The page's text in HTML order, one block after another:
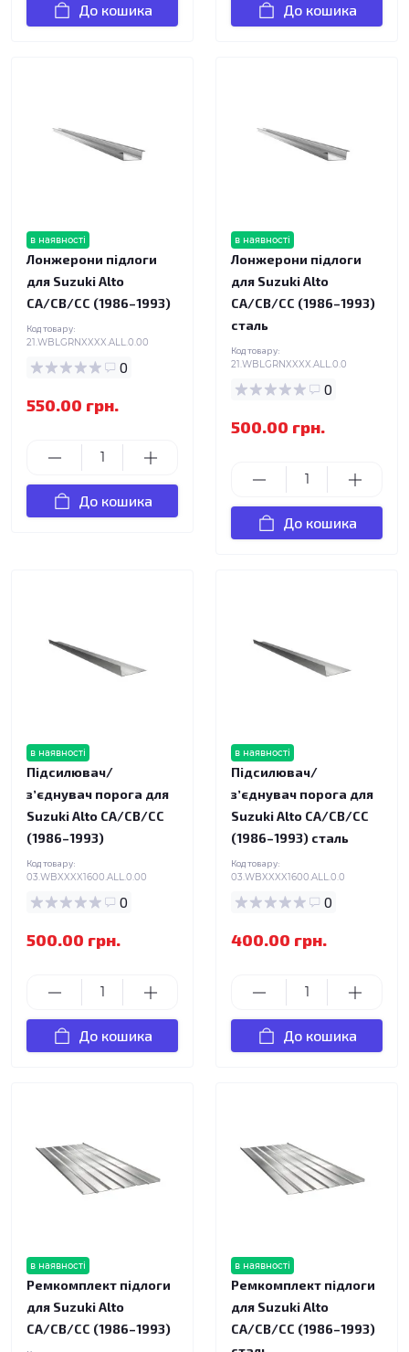
До кошика До кошика
в наявності
Лонжерони підлоги
для Suzuki Alto
CA/CB/CC (1986–1993)
Код товару:
21.WBLGRNXXXX.ALL.0.00
0
550.00 грн.
До кошика
в наявності
Лонжерони підлоги
для Suzuki Alto
CA/CB/CC (1986–1993)
сталь
Код товару:
21.WBLGRNXXXX.ALL.0.0
0
500.00 грн.
До кошика
в наявності
Підсилювач/
зʼєднувач порога для
Suzuki Alto CA/CB/CC
(1986–1993)
Код товару:
03.WBXXXX1600.ALL.0.00
0
500.00 грн.
До кошика
в наявності
Підсилювач/
зʼєднувач порога для
Suzuki Alto CA/CB/CC
(1986–1993) сталь
Код товару:
03.WBXXXX1600.ALL.0.0
0
400.00 грн.
До кошика
в наявності
Ремкомплект підлоги
для Suzuki Alto
CA/CB/CC (1986–1993)
в наявності
Ремкомплект підлоги
для Suzuki Alto
CA/CB/CC (1986–1993)